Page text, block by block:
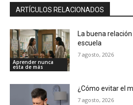
ARTÍCULOS RELACIONADOS
Aprender nunca
esta de más
La buena
escuela
7 agosto, 2026
¿Cómo evitar el
7 agosto, 2026